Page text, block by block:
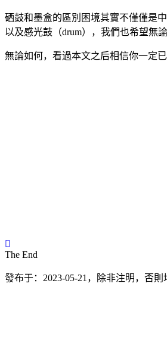
硒鼓和墨盒的區別困境其實不僅僅是
以及感光鼓（drum），我們也希望無
無論如何，看過本文之后相信你一定
The End
發布于：2023-05-21，除非注明，否則